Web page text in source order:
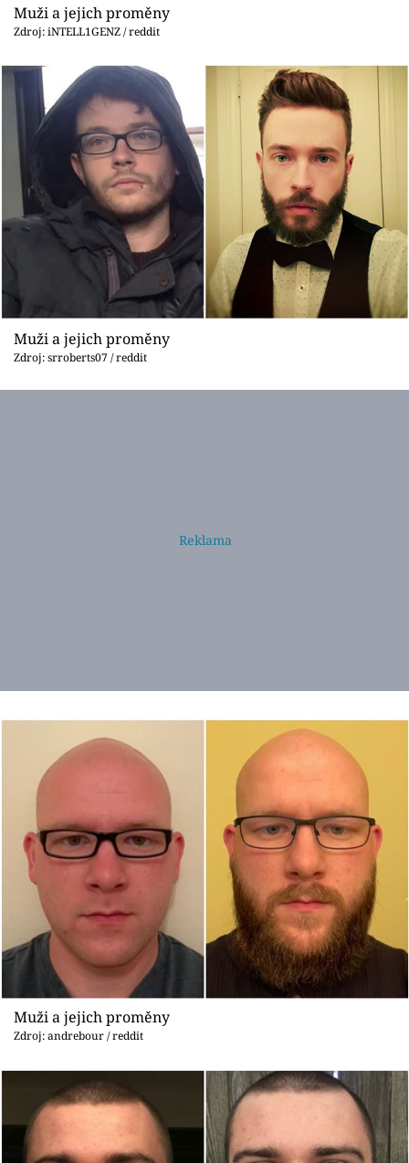
Muži a jejich proměny
Zdroj: iNTELL1GENZ / reddit
Muži a jejich proměny
Zdroj: srroberts07 / reddit
Muži a jejich proměny
Zdroj: andrebour / reddit